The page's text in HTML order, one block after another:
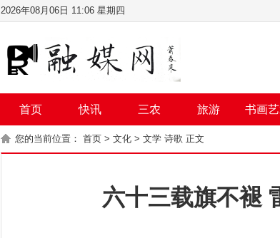
2026年08月06日 11:06 星期四
首页 快讯 三农 旅游 书画
您的当前位置： 首页 > 文化 > 文学 诗歌 正文
六十三载旗不褪